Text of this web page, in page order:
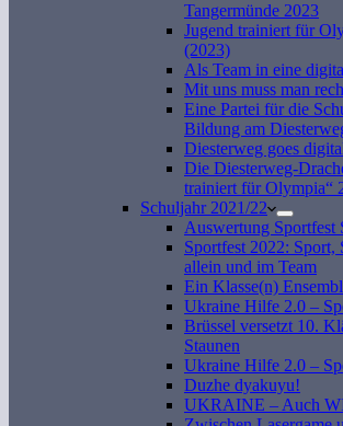
Tangermünde 2023
Jugend trainiert für
(2023)
Als Team in eine
Mit uns muss man
Eine Partei für die
Bildung am
Diesterweg goes
Die Diesterweg-
trainiert für Olympia“
Schuljahr 2021/22
Auswertung Sportfest
Sportfest 2022: Sport,
allein und im Team
Ein Klasse(n)
Ukraine Hilfe 2.0 –
Brüssel versetzt 10.
Staunen
Ukraine Hilfe 2.0 –
Duzhe dyakuyu!
UKRAINE – Auch